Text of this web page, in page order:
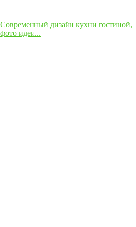
Современный дизайн кухни гостиной,
фото идеи...